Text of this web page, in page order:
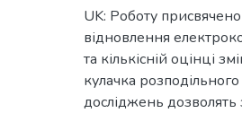
UK: Роботу
відновлення
та кількісній оцінці
кулачка
досліджень